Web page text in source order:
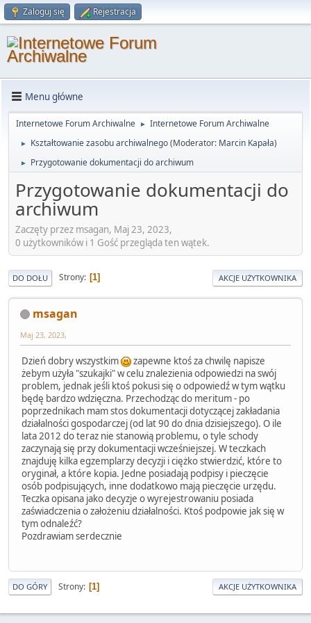
Zaloguj się Rejestracja
Menu główne
Internetowe Forum Archiwalne ► Internetowe Forum Archiwalne
► Kształtowanie zasobu archiwalnego(Moderator: Marcin Kapała)
► Przygotowanie dokumentacji do archiwum
Przygotowanie dokumentacji do
archiwum
Zaczęty przez msagan, Maj 23, 2023,
0 użytkowników i 1 Gość przegląda ten wątek.
DO DOŁU Strony 1 AKCJE UŻYTKOWNIKA
msagan
Maj 23, 2023,
Dzień dobry wszystkim
zapewne ktoś za chwilę napisze
żebym użyła "szukajki" w celu znalezienia odpowiedzi na swój
problem, jednak jeśli ktoś pokusi się o odpowiedź w tym wątku
będę bardzo wdzięczna. Przechodząc do meritum - po
poprzednikach mam stos dokumentacji dotyczącej zakładania
działalności gospodarczej (od lat 90 do dnia dzisiejszego). O ile
lata 2012 do teraz nie stanowią problemu, o tyle schody
zaczynają się przy dokumentacji wcześniejszej. W teczkach
znajduję kilka egzemplarzy decyzji i ciężko stwierdzić, które to
oryginał, a które kopia. Jedne posiadają podpisy i pieczęcie
osób podpisujących, inne dodatkowo mają pieczęcie urzędu.
Teczka opisana jako decyzje o wyrejestrowaniu posiada
zaświadczenia o założeniu działalności. Ktoś podpowie jak się w
tym odnaleźć?
Pozdrawiam serdecznie
DO GÓRY Strony 1 AKCJE UŻYTKOWNIKA